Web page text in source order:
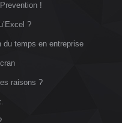
!
?
du temps en entreprise
raisons ?